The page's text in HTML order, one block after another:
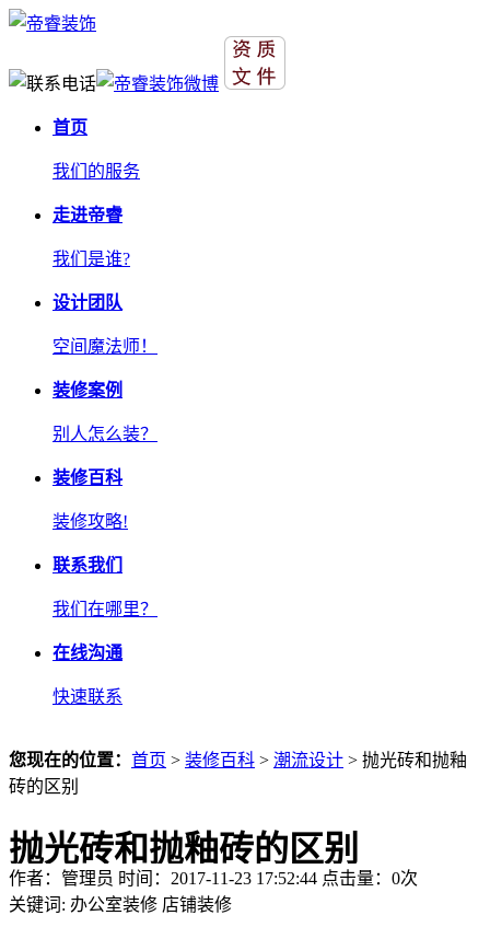
首页
我们的服务
走进帝睿
我们是谁?
设计团队
空间魔法师！
装修案例
别人怎么装？
装修百科
装修攻略!
联系我们
我们在哪里？
在线沟通
快速联系
您现在的位置： 首页 > 装修百科 > 潮流设计 > 抛光砖和抛釉
砖的区别
抛光砖和抛釉砖的区别
作者：管理员 时间：2017-11-23 17:52:44 点击量： 0次
关键词: 办公室装修 店铺装修